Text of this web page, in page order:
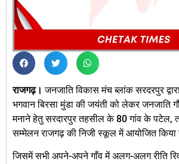
राजगढ़। जनजाति विकास मंच ब्लांक सरदरपुर
भगवान बिरसा मुंडा की जयंती को लेकर जनजाति
मनाने हेतु सरदारपुर तहसील के 80 गांव के पटेल,
सम्मेलन राजगढ़ की निजी स्कूल में आयोजित किया
जिसमें सभी अपने-अपने गाँव में अलग-अलग रीति